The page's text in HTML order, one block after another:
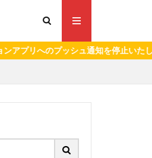
プッシュ通知を停止いたします。）